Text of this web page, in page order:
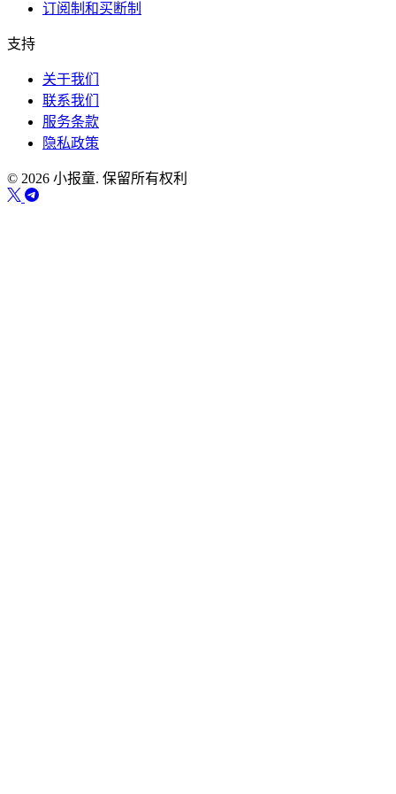
订阅制和买断制
支持
关于我们
联系我们
服务条款
隐私政策
© 2026 小报童. 保留所有权利